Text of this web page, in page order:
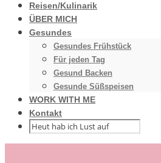
Reisen/Kulinarik
ÜBER MICH
Gesundes
Gesundes Frühstück
Für jeden Tag
Gesund Backen
Gesunde Süßspeisen
WORK WITH ME
Kontakt